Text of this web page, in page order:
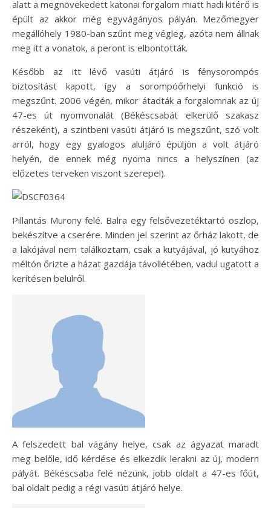
alatt a megnövekedett katonai forgalom miatt hadi kitérő is
épült az akkor még egyvágányos pályán. Mezőmegyer
megállóhely 1980-ban szűnt meg végleg, azóta nem állnak
meg itt a vonatok, a peront is elbontották.
Később az itt lévő vasúti átjáró is fénysorompós
biztosítást kapott, így a sorompóőrhelyi funkció is
megszűnt. 2006 végén, mikor átadták a forgalomnak az új
47-es út nyomvonalát (Békéscsabát elkerülő szakasz
részeként), a szintbeni vasúti átjáró is megszűnt, szó volt
arról, hogy egy gyalogos aluljáró épüljön a volt átjáró
helyén, de ennek még nyoma nincs a helyszínen (az
előzetes terveken viszont szerepel).
Pillantás Murony felé. Balra egy felsővezetéktartó oszlop,
bekészítve a cserére. Minden jel szerint az őrház lakott, de
a lakójával nem találkoztam, csak a kutyájával, jó kutyához
méltón őrizte a házat gazdája távollétében, vadul ugatott a
kerítésen belülről.
A felszedett bal vágány helye, csak az ágyazat maradt
meg belőle, idő kérdése és elkezdik lerakni az új, modern
pályát. Békéscsaba felé nézünk, jobb oldalt a 47-es főút,
bal oldalt pedig a régi vasúti átjáró helye.